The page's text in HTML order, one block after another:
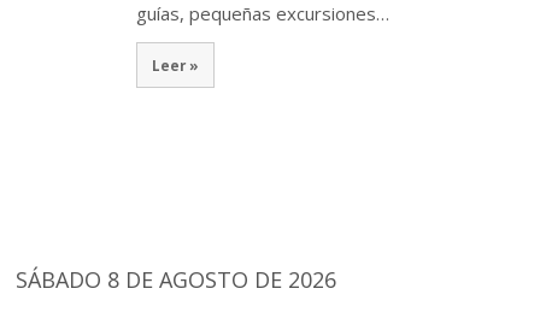
guías, pequeñas excursiones…
Leer »
SÁBADO 8 DE AGOSTO DE 2026